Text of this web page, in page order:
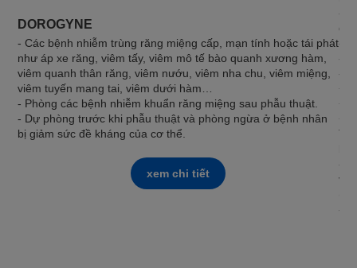
DOROGYNE
- Các bệnh nhiễm trùng răng miệng cấp, mạn tính hoặc tái phát
như áp xe răng, viêm tấy, viêm mô tế bào quanh xương hàm,
viêm quanh thân răng, viêm nướu, viêm nha chu, viêm miệng,
viêm tuyến mang tai, viêm dưới hàm…
- Phòng các bệnh nhiễm khuẩn răng miệng sau phẫu thuật.
- Dự phòng trước khi phẫu thuật và phòng ngừa ở bệnh nhân
bị giảm sức đề kháng của cơ thể.
xem chi tiết
-
-
-
-
+
+
+
-
-